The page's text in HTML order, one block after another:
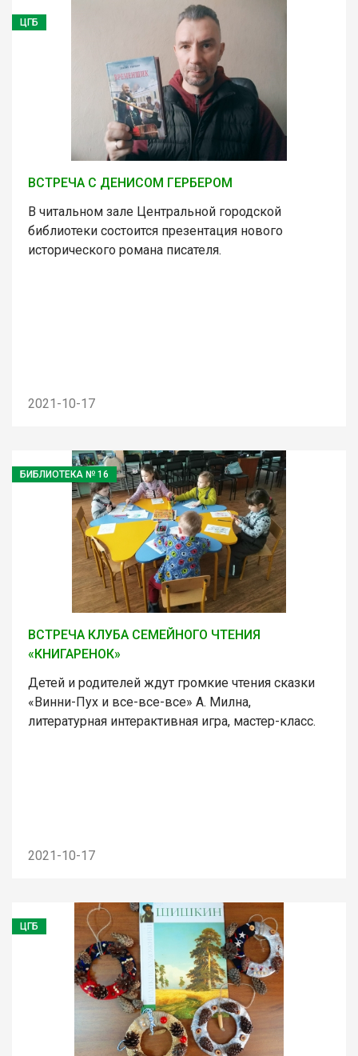
ЦГБ
ВСТРЕЧА С ДЕНИСОМ ГЕРБЕРОМ
В читальном зале Центральной городской
библиотеки состоится презентация нового
исторического романа писателя.
2021-10-17
БИБЛИОТЕКА № 16
ВСТРЕЧА КЛУБА СЕМЕЙНОГО ЧТЕНИЯ
«КНИГАРЕНОК»
Детей и родителей ждут громкие чтения сказки
«Винни-Пух и все-все-все» А. Милна,
литературная интерактивная игра, мастер-класс.
2021-10-17
ЦГБ